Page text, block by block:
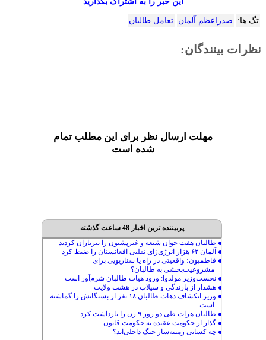
تگ ها: صدراعظم آلمان تعامل طالبان
نظرات بینندگان:
مهلت ارسال نظر برای این مطلب تمام
شده است
پربیننده ترین اخبار 48 ساعت گذشته